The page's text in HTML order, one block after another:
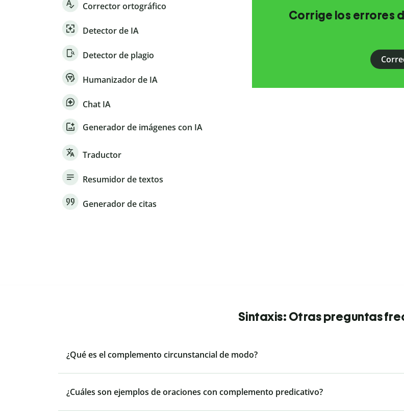
Corrector ortográfico
Detector de IA
Detector de plagio
Humanizador de IA
Chat IA
Generador de imágenes con IA
Traductor
Resumidor de textos
Generador de citas
Corrige los errores
Sintaxis: Otras preguntas
¿Qué es el complemento circunstancial de modo?
¿Cuáles son ejemplos de oraciones con complemento predicativo?